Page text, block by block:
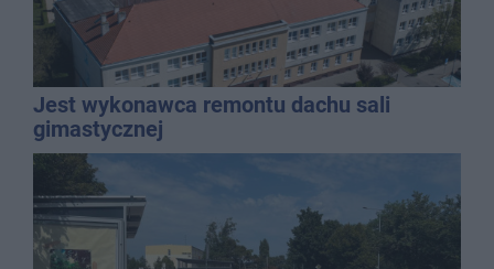
Jest wykonawca remontu dachu sali
gimastycznej